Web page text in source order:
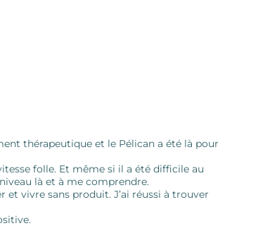
thérapeutique et le Pélican a été là pour
folle. Et même si il a été difficile au
là et à me comprendre.
vivre sans produit. J’ai réussi à trouver